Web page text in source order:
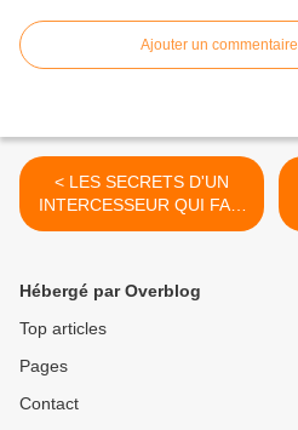
Ajouter un commentaire
< LES SECRETS D'UN
INTERCESSEUR QUI FAIT
TOMBER LA PLUIE (1)
Hébergé par Overblog
Top articles
Pages
Contact